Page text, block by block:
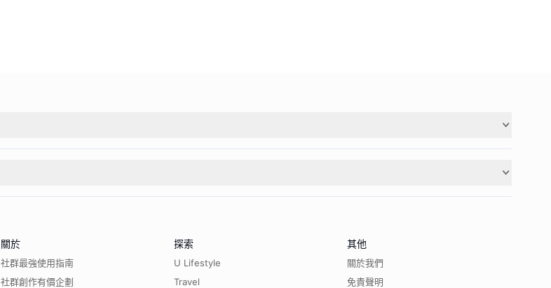
關於
社群最強使用指南
社群創作有價企劃
探索
U Lifestyle
Travel
其他
關於我們
免責聲明